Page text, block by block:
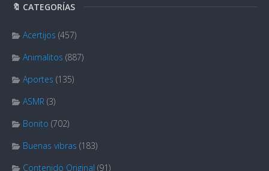
🔖 CATEGORÍAS
Acertijos (457)
Animalitos (887)
Aportes (135)
ASMR (3)
Bonito (702)
Buenas vibras (183)
Contenido Original (91)